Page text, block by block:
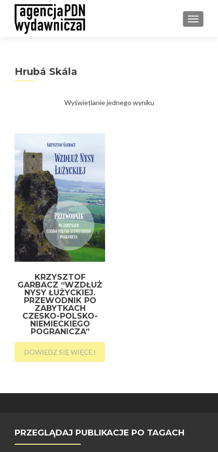
Hrubá Skála
Wyświetlanie jednego wyniku
KRZYSZTOF
GARBACZ “WZDŁUŻ
NYSY ŁUŻYCKIEJ.
PRZEWODNIK PO
ZABYTKACH
CZESKO-POLSKO-
NIEMIECKIEGO
POGRANICZA”
DOWIEDZ SIĘ WIĘCEJ
PRZEGLĄDAJ PUBLIKACJE PO TAGACH